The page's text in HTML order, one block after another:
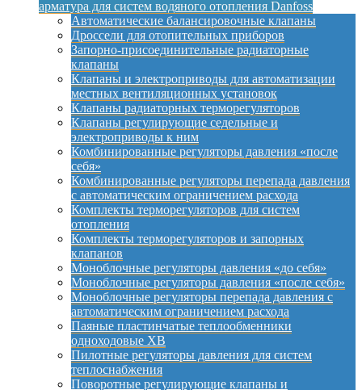
арматура для систем водяного отопления Danfoss
Автоматические балансировочные клапаны
Дроссели для отопительных приборов
Запорно-присоединительные радиаторные
клапаны
Клапаны и электроприводы для автоматизации
местных вентиляционных установок
Клапаны радиаторных терморегуляторов
Клапаны регулирующие седельные и
электроприводы к ним
Комбинированные регуляторы давления «после
себя»
Комбинированные регуляторы перепада давления
с автоматическим ограничением расхода
Комплекты терморегуляторов для систем
отопления
Комплекты терморегуляторов и запорных
клапанов
Моноблочные регуляторы давления «до себя»
Моноблочные регуляторы давления «после себя»
Моноблочные регуляторы перепада давления с
автоматическим ограничением расхода
Паяные пластинчатые теплообменники
одноходовые XB
Пилотные регуляторы давления для систем
теплоснабжения
Поворотные регулирующие клапаны и